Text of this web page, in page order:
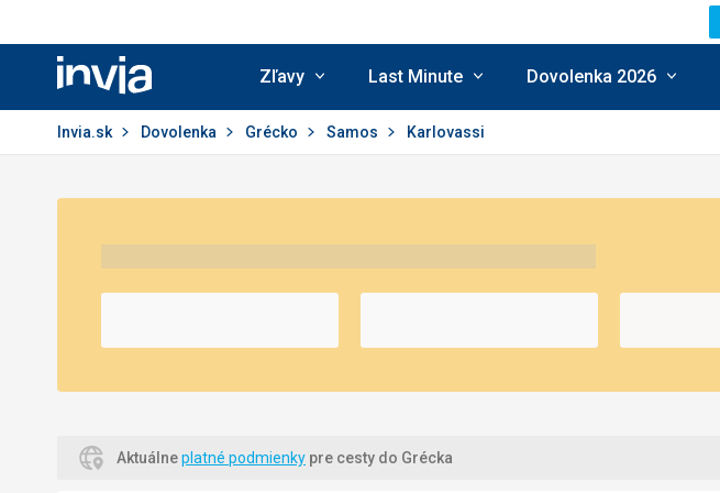
Invia.sk
Zľavy Last Minute Dovolenka 2026
Invia.sk Dovolenka Grécko Samos Karlovassi
Aktuálneplatné podmienky pre cesty do Grécka